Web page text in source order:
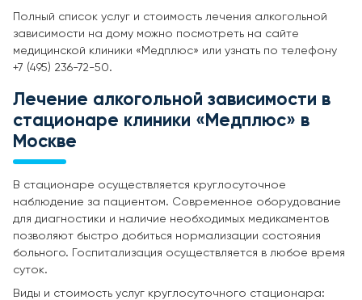
Полный список услуг и стоимость лечения алкогольной
зависимости на дому можно посмотреть на сайте
медицинской клиники «Медплюс» или узнать по телефону
+7 (495) 236-72-50.
Лечение алкогольной зависимости в
стационаре клиники «Медплюс» в
Москве
В стационаре осуществляется круглосуточное
наблюдение за пациентом. Современное оборудование
для диагностики и наличие необходимых медикаментов
позволяют быстро добиться нормализации состояния
больного. Госпитализация осуществляется в любое время
суток.
Виды и стоимость услуг круглосуточного стационара: